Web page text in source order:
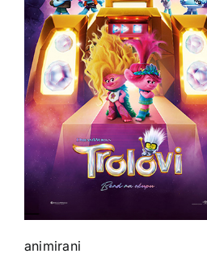
animirani